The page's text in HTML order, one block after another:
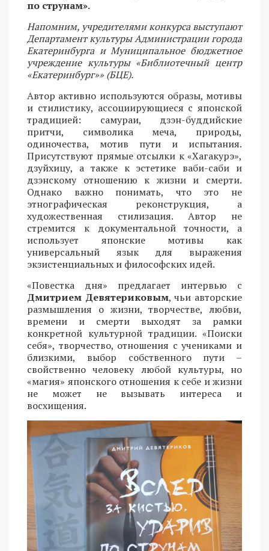
по струнам».
Напомним, учредителями конкурса выступают
Департамент культуры Администрации города
Екатеринбурга и Муниципальное бюджетное
учреждение культуры «Библиотечный центр
«Екатеринбург»» (БЦЕ).
Автор активно используются образы, мотивы
и стилистику, ассоциирующиеся с японской
традицией: самураи, дзэн-буддийские
притчи, символика меча, природы,
одиночества, мотив пути и испытания.
Присутствуют прямые отсылки к «Хагакурэ»,
дзуйхицу, а также к эстетике ваби-саби и
дзэнскому отношению к жизни и смерти.
Однако важно понимать, что это не
этнографическая реконструкция, а
художественная стилизация. Автор не
стремится к документальной точности, а
использует японские мотивы как
универсальный язык для выражения
экзистенциальных и философских идей.
«Повестка дня» предлагает интервью с
Дмитрием Девятериковым, чьи авторские
размышления о жизни, творчестве, любви,
времени и смерти выходят за рамки
конкретной культурной традиции. «Поиски
себя», творчество, отношения с учениками и
близкими, выбор собственного пути –
свойственно человеку любой культуры, но
«магия» японского отношения к себе и жизни
не может не вызывать интереса и
восхищения.